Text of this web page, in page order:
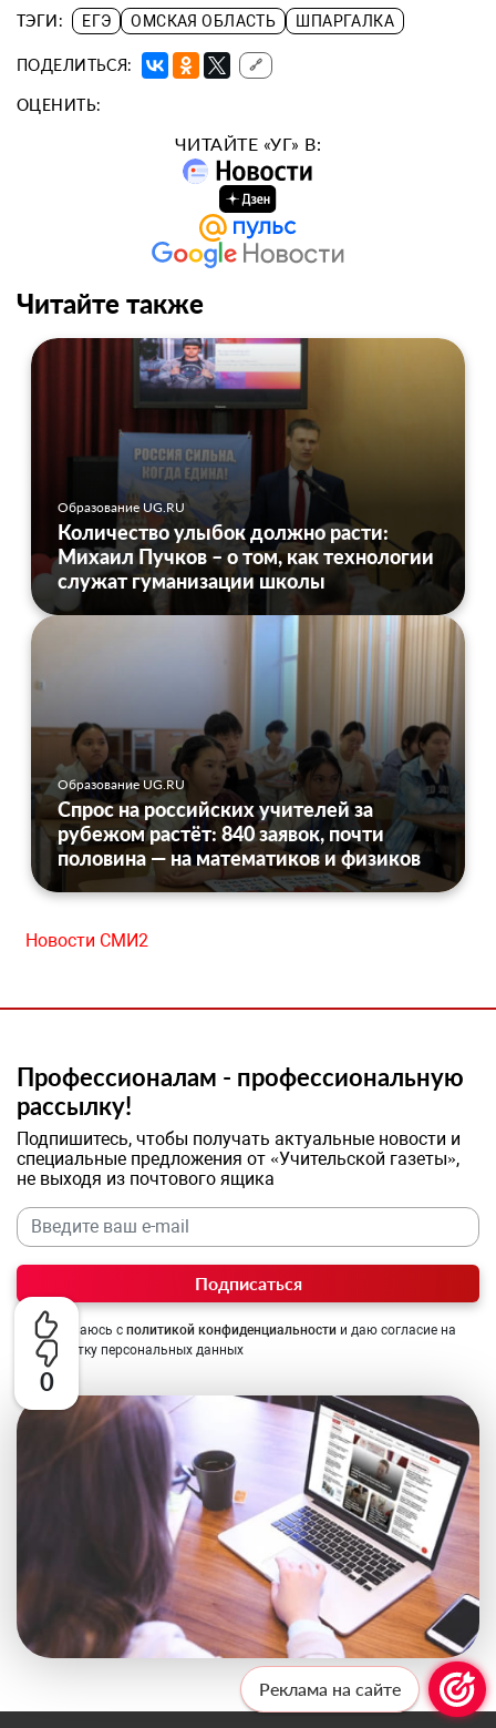
0
ТЭГИ: ЕГЭ ОМСКАЯ ОБЛАСТЬ ШПАРГАЛКА
ПОДЕЛИТЬСЯ: 🔗
ОЦЕНИТЬ:
ЧИТАЙТЕ «УГ» В:
Читайте также
Образование UG.RU
Количество улыбок должно расти:
Михаил Пучков – о том, как технологии
служат гуманизации школы
Образование UG.RU
Спрос на российских учителей за
рубежом растёт: 840 заявок, почти
половина — на математиков и физиков
Новости СМИ2
Профессионалам - профессиональную
рассылку!
Подпишитесь, чтобы получать актуальные новости и
специальные предложения от «Учительской газеты»,
не выходя из почтового ящика
Подписаться
Соглашаюсь с политикой конфиденциальности и даю согласие на
обработку персональных данных
Реклама на сайте